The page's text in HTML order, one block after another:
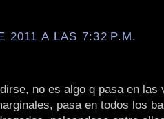
2011 A LAS 7:32 P.M.
no es algo q pasa en las
pasa en todos los